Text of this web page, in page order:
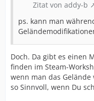
Zitat von addy-b
ps. kann man
Doch. Da gibt es einen
finden im Steam-
wenn man das
so Sinnvoll, wenn Du